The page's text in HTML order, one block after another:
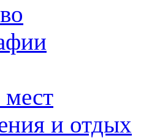
мест
и отдых